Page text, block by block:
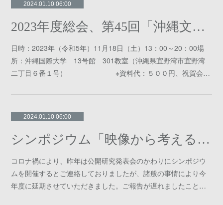
2024.01.10 06:00
2023年度総会、第45回「沖縄文化協会賞」授賞式が行われました
日時：2023年（令和5年）11月18日（土）13：00～20：00場
所：沖縄国際大学 13号館 301教室（沖縄県宜野湾市宜野湾
二丁目６番１号） ※資料代：５００円、祝賀会…
2024.01.10 06:00
シンポジウム「映像から考える沖縄・久高島のイザイホー」
コロナ禍により、昨年は公開研究発表会のかわりにシンポジウ
ムを開催するとご連絡しておりましたが、諸般の事情により今
年度に延期させていただきました。ご報告が遅れましたこと…